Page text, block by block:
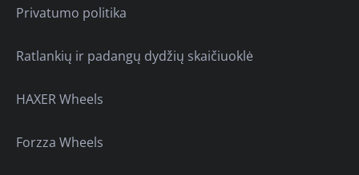
Privatumo politika
Ratlankių ir padangų dydžių skaičiuoklė
HAXER Wheels
Forzza Wheels